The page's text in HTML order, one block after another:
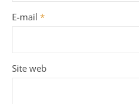
E-mail *
Site web